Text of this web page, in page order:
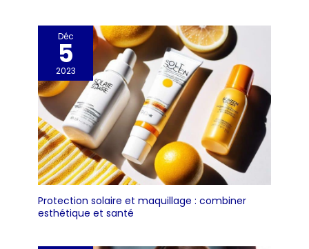
Déc
5
2023
Protection solaire et maquillage : combiner
esthétique et santé